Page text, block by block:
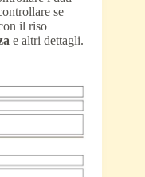
se
il riso
e altri dettagli.